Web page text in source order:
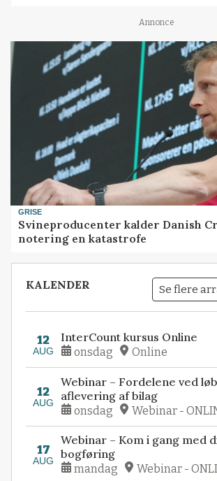
Annonce
GRISE
Svineproducenter kalder Danish
notering en katastrofe
KALENDER Se flere
12
AUG
InterCount kursus Online
onsdag Online
12
AUG
Webinar – Fordelene ved
aflevering af bilag
onsdag Webinar -
17
AUG
Webinar – Kom i gang med
bogføring
mandag Webinar -